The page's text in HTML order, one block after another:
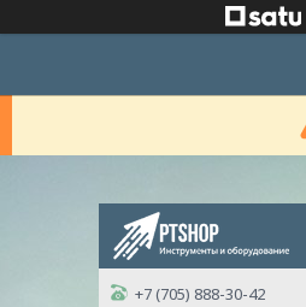
+7 (705) 888-30-42